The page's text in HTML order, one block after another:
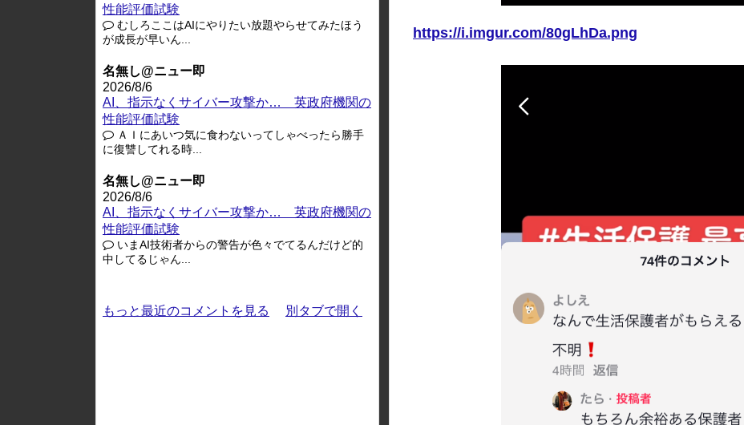
https://i.imgur.com/80gLhDa.png
性能評価試験
むしろここはAIにやりたい放題やらせてみたほう
が成長が早いん...
名無し@ニュー即
2026/8/6
AI、指示なくサイバー攻撃か… 英政府機関の
性能評価試験
ＡＩにあいつ気に食わないってしゃべったら勝手
に復讐してれる時...
名無し@ニュー即
2026/8/6
AI、指示なくサイバー攻撃か… 英政府機関の
性能評価試験
いまAI技術者からの警告が色々でてるんだけど的
中してるじゃん...
もっと最近のコメントを見る 別タブで開く